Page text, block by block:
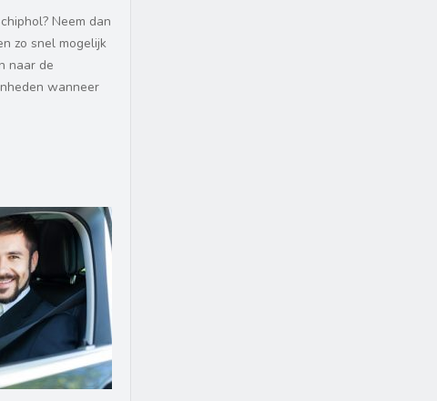
Neem dan
zo snel mogelijk
naar de
wanneer